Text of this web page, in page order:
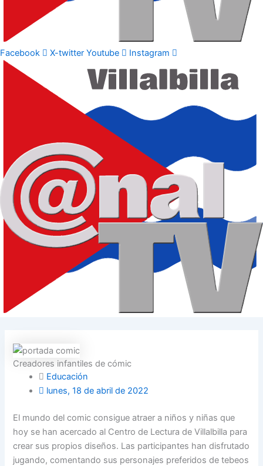
Facebook X-twitter Youtube Instagram
Creadores infantiles de cómic
Educación
lunes, 18 de abril de 2022
El mundo del comic consigue atraer a niños y niñas que
hoy se han acercado al Centro de Lectura de Villalbilla para
crear sus propios diseños. Las participantes han disfrutado
jugando, comentando sus personajes preferidos de tebeos